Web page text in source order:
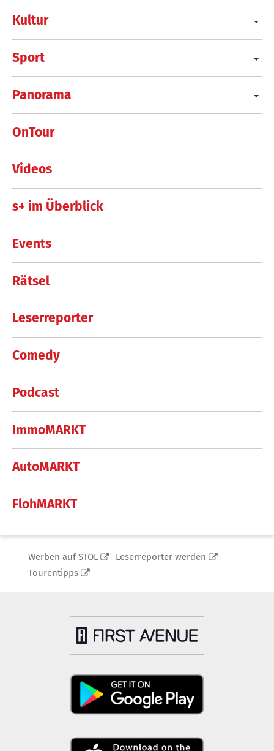
Kultur
Sport
Panorama
OnTour
Videos
s+ im Überblick
Events
Rätsel
Leserreporter
Comedy
Podcast
ImmoMARKT
AutoMARKT
FlohMARKT
Werben auf STOL
Leserreporter werden
Tourentipps